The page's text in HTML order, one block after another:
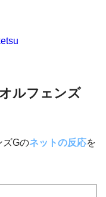
ルフェンズ
ズGのネットの反応を